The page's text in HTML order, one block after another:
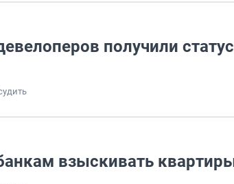
получили
взыскивать